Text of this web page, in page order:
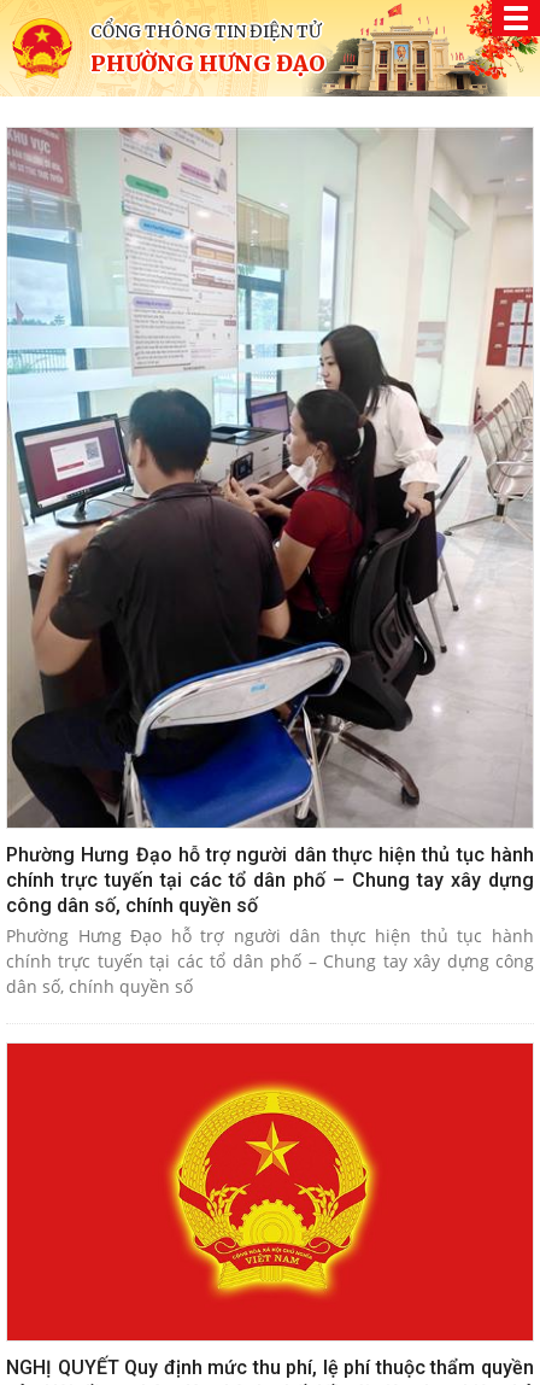
CỔNG THÔNG TIN ĐIỆN TỬ
PHƯỜNG HƯNG ĐẠO
Phường Hưng Đạo hỗ trợ người dân thực hiện thủ tục hành
chính trực tuyến tại các tổ dân phố – Chung tay xây dựng
công dân số, chính quyền số
Phường Hưng Đạo hỗ trợ người dân thực hiện thủ tục hành
chính trực tuyến tại các tổ dân phố – Chung tay xây dựng công
dân số, chính quyền số
NGHỊ QUYẾT Quy định mức thu phí, lệ phí thuộc thẩm quyền